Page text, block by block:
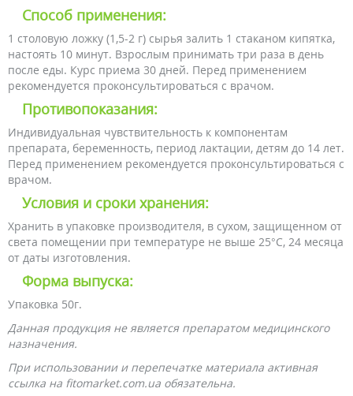
Способ применения:
1 столовую ложку (1,5-2 г) сырья залить 1 стаканом кипятка,
настоять 10 минут. Взрослым принимать три раза в день
после еды. Курс приема 30 дней. Перед применением
рекомендуется проконсультироваться с врачом.
Противопоказания:
Индивидуальная чувствительность к компонентам
препарата, беременность, период лактации, детям до 14 лет.
Перед применением рекомендуется проконсультироваться с
врачом.
Условия и сроки хранения:
Хранить в упаковке производителя, в сухом, защищенном от
света помещении при температуре не выше 25°С, 24 месяца
от даты изготовления.
Форма выпуска:
Упаковка 50г.
Данная продукция не является препаратом медицинского
назначения.
При использовании и перепечатке материала активная
ссылка на fitomarket.com.ua обязательна.